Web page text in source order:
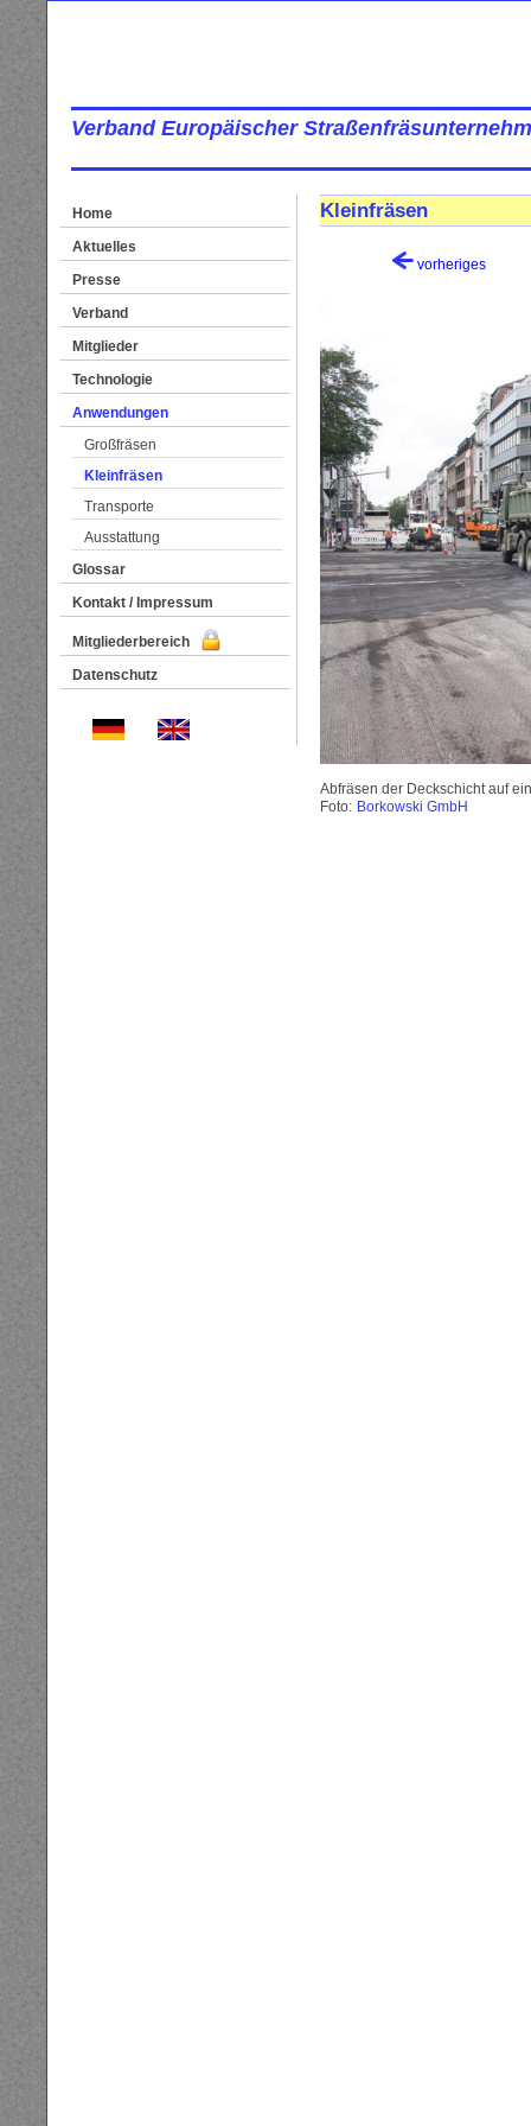
Verband Europäischer
Home
Aktuelles
Presse
Verband
Mitglieder
Technologie
Anwendungen
Großfräsen
Kleinfräsen
Transporte
Ausstattung
Glossar
Kontakt / Impressum
Mitgliederbereich
Datenschutz
Kleinfräsen
vorheriges
Abfräsen der Deckschicht auf
Foto: Borkowski GmbH